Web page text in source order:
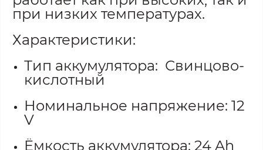
при низких температурах.
Характеристики:
Тип аккумулятора: Свинцово-
кислотный
Номинальное напряжение: 12
V
Ёмкость аккумулятора: 24 Ah